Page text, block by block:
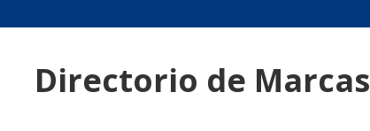
Directorio de Marcas